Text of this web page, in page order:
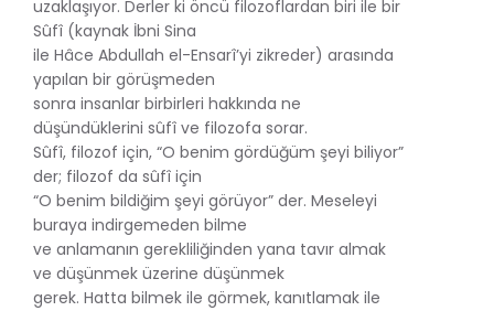
uzaklaşıyor. Derler ki öncü filozoflardan biri ile bir
Sûfî (kaynak İbni Sina
ile Hâce Abdullah el-Ensarî’yi zikreder) arasında
yapılan bir görüşmeden
sonra insanlar birbirleri hakkında ne
düşündüklerini sûfî ve filozofa sorar.
Sûfî, filozof için, “O benim gördüğüm şeyi biliyor”
der; filozof da sûfî için
“O benim bildiğim şeyi görüyor” der. Meseleyi
buraya indirgemeden bilme
ve anlamanın gerekliliğinden yana tavır almak
ve düşünmek üzerine düşünmek
gerek. Hatta bilmek ile görmek, kanıtlamak ile